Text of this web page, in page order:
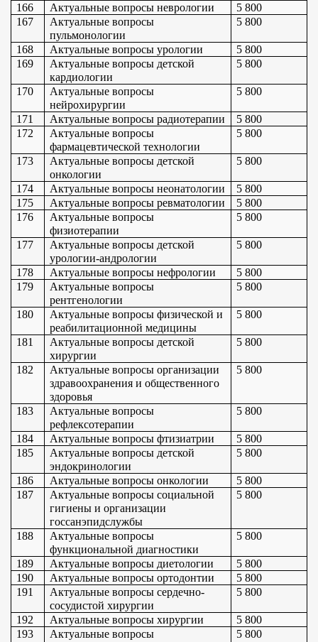
166 Актуальные вопросы неврологии
5 800
167
Актуальные вопросы
пульмонологии
5 800
168 Актуальные вопросы урологии
5 800
169
Актуальные вопросы детской
кардиологии
5 800
170
Актуальные вопросы
нейрохирургии
5 800
171 Актуальные вопросы радиотерапии
5 800
172
Актуальные вопросы
фармацевтической технологии
5 800
173
Актуальные вопросы детской
онкологии
5 800
174 Актуальные вопросы неонатологии
5 800
175
Актуальные вопросы ревматологии
5 800
176
Актуальные вопросы
физиотерапии
5 800
177
Актуальные вопросы детской
урологии-андрологии
5 800
178 Актуальные вопросы нефрологии
5 800
179
Актуальные вопросы
рентгенологии
5 800
180
Актуальные вопросы физической и
реабилитационной медицины
5 800
181
Актуальные вопросы детской
хирургии
5 800
182
Актуальные вопросы организации
здравоохранения и общественного
здоровья
5 800
183
Актуальные вопросы
рефлексотерапии
5 800
184 Актуальные вопросы фтизиатрии
5 800
185
Актуальные вопросы детской
эндокринологии
5 800
186 Актуальные вопросы онкологии
5 800
187
Актуальные вопросы социальной
гигиены и организации
госсанэпидслужбы
5 800
188
Актуальные вопросы
функциональной диагностики
5 800
189 Актуальные вопросы диетологии
5 800
190
Актуальные вопросы ортодонтии
5 800
191
Актуальные вопросы сердечно-
сосудистой хирургии
5 800
192 Актуальные вопросы хирургии
5 800
193
Актуальные вопросы
5 800